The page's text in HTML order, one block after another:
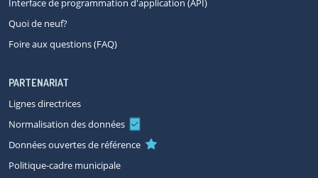
Interface de programmation d'application (API)
Quoi de neuf?
Foire aux questions (FAQ)
PARTENARIAT
Lignes directrices
Normalisation des données
Données ouvertes de référence
Politique-cadre municipale